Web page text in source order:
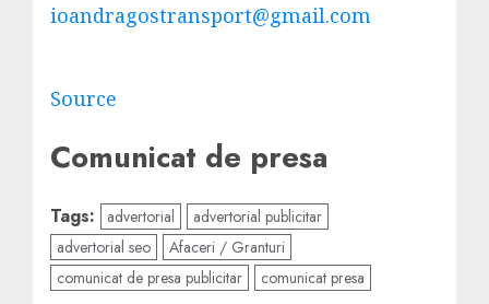
ioandragostransport@gmail.com
Source
Comunicat de presa
Tags: advertorial
advertorial publicitar
advertorial seo
Afaceri / Granturi
comunicat de presa publicitar
comunicat presa